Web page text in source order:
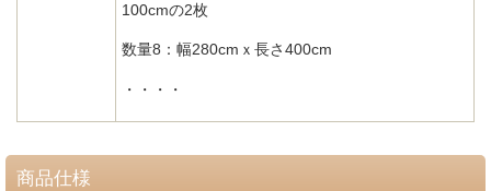
100cmの2枚
数量8：幅280cmｘ長さ400cm
・・・・
商品仕様